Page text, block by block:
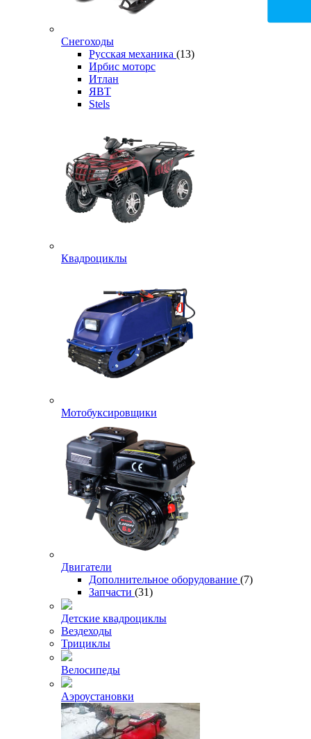
Снегоходы
Русская механика (13)
Ирбис моторс
Итлан
ЯВТ
Stels
Квадроциклы
Мотобуксировщики
Двигатели
Дополнительное оборудование (7)
Запчасти (31)
Детские квадроциклы
Вездеходы
Трициклы
Велосипеды
Аэроустановки